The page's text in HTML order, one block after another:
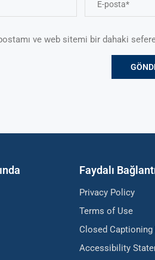
ve web sitemi bir dahaki
Faydalı
Privacy Policy
Terms of Use
Closed Captioning
Accessibility